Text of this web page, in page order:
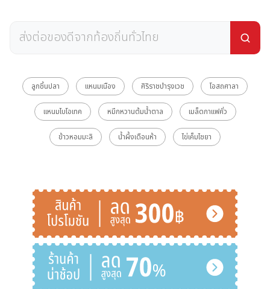
ลูกชิ้นปลา แหนมเนือง ศิริราชบำรุงเวช โอสถศาลา
แหนมไบโอเทค หมึกหวานต้มน้ำตาล เมล็ดกาแฟคั่ว
ข้าวหอมมะลิ น้ำผึ้งเดือนห้า ไข่เค็มไชยา